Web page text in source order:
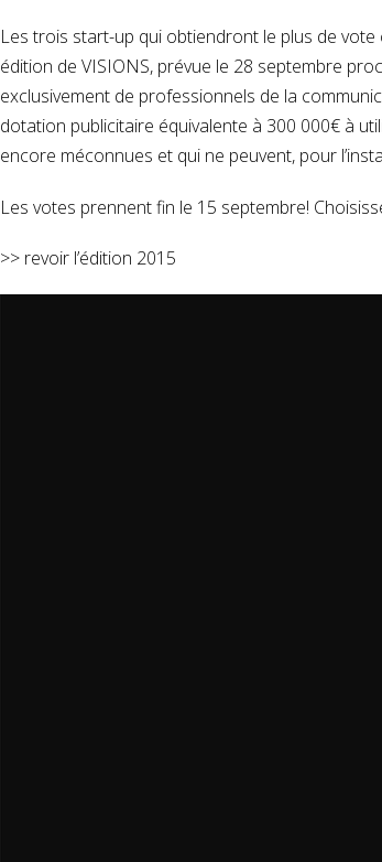
Les trois start-up qui obtiendront le plus de
édition de VISIONS, prévue le 28 septembre
exclusivement de professionnels de la
dotation publicitaire équivalente à 300 000€ à
encore méconnues et qui ne peuvent, pour
Les votes prennent fin le 15 septembre!
>> revoir l’édition 2015